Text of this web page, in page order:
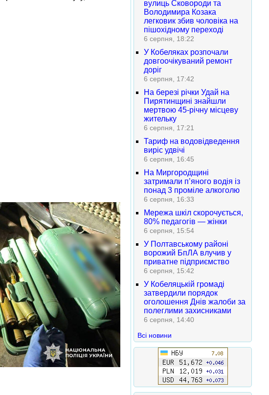
вулиць Сковороди та
Володимира Козака
легковик збив чоловіка на
пішохідному переході
6 серпня, 18:22
У Кобеляках розпочали
довгоочікуваний ремонт
доріг
6 серпня, 17:42
На березі річки Удай на
Пирятинщині знайшли
мертвою 45-річну місцеву
жительку
6 серпня, 17:21
Тариф на водовідведення
виріс удвічі
6 серпня, 16:45
На Миргородщині
затримали п’яного водія із
понад 3 проміле алкоголю
6 серпня, 16:33
Мережа шкіл скорочується,
80% педагогів — жінки
6 серпня, 15:54
У Полтавському районі
ворожий БпЛА влучив у
приватне підприємство
6 серпня, 15:42
У Кобеляцькій громаді
затвердили порядок
оголошення Днів жалоби за
полеглими захисниками
6 серпня, 14:40
Всі новини